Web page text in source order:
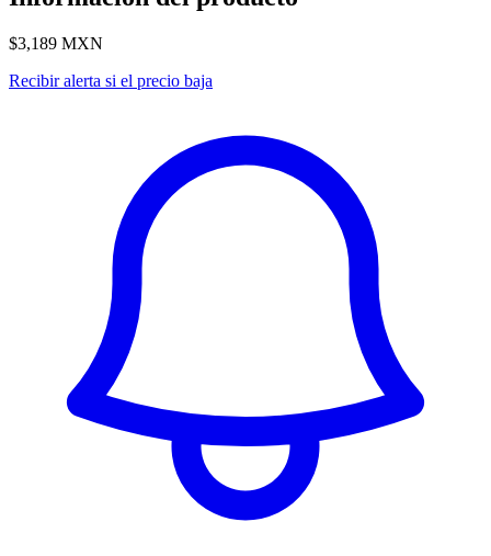
$3,189 MXN
Recibir alerta si el precio baja